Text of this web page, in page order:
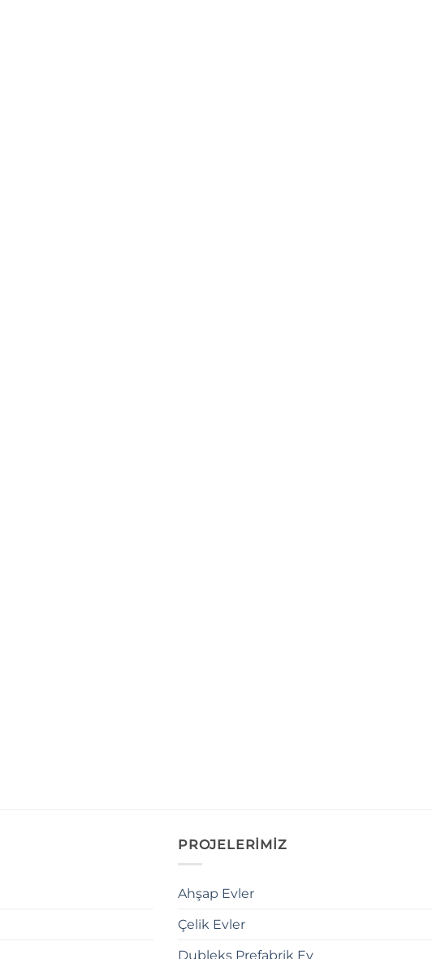
PROJELERİMİZ
Ahşap Evler
Çelik Evler
Dubleks Prefabrik Ev